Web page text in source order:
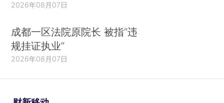
2026年08月07日
成都一区法院原院长 被指“违
规挂证执业”
2026年08月07日